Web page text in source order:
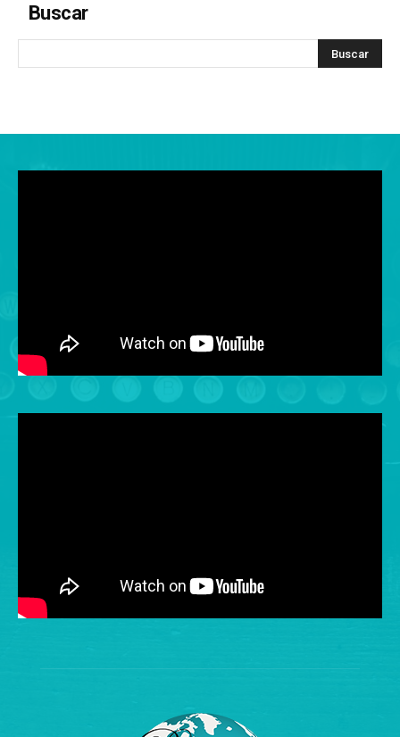
Buscar